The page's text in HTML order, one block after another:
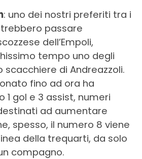
: uno dei nostri preferiti tra i
passare
dell’Empoli,
tempo uno degli
scacchiere di Andreazzoli.
fino ad ora ha
gol e 3 assist, numeri
ad aumentare
spesso, il numero 8 viene
della trequarti, da solo
compagno.